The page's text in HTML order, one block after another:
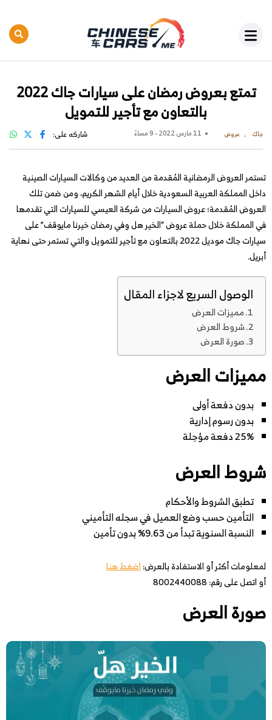
تمتع بعروض رمضان على سيارات جاك 2022
بالتعاون مع تأجير للتمويل
جاك عروض 11 مارس 2022 - 9 مساءً شاركه على:
تستمر العروض الرمضانية المُقدمة من العديد من وكالات السيارات الصينية
داخل المملكة العربية السعودية خلال أيام الشهر الكريم، ومن ضمن تلك
العروض المُقدمة؛ عروض السيارات من شركة العيسي للسيارات التي تقدمها
في المملكة خلال حملة عروض “الخير هل وفي رمضان خيرنا مايوقف” على
سيارات جاك موديل 2022 بالتعاون مع تأجير للتمويل والتي تستمر حتى نهاية
أبريل.
الوصول السريع لاجزاء المقال
مميزات العرض
شروط العرض
صورة العرض
مميزات العرض
بدون دفعة أولى
بدون رسوم إدارية
25% دفعة مؤجلة
شروط العرض
تطبق الشروط والأحكام
التأمين حسب وضع العميل في سجله التأميني
النسبة السنوية تبدأ من 9.63% بدون تأمين
لمعلومات أكثر أو الاستفادة بالعرض:اضغط هنا
أو اتصل على رقم: 8002440088
صورة العرض